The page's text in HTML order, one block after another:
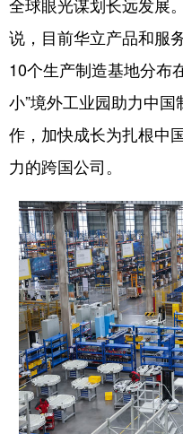
全球眼光谋划长远发展
说，目前华立产品和服
10个生产制造基地分布
小”境外工业园助力中
作，加快成长为扎根中
力的跨国公司。